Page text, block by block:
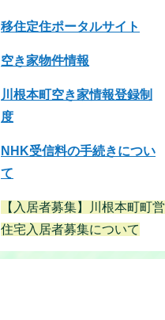
移住定住ポータルサイト
空き家物件情報
川根本町空き家情報登録制
度
NHK受信料の手続きについ
て
【入居者募集】川根本町町営
住宅入居者募集について